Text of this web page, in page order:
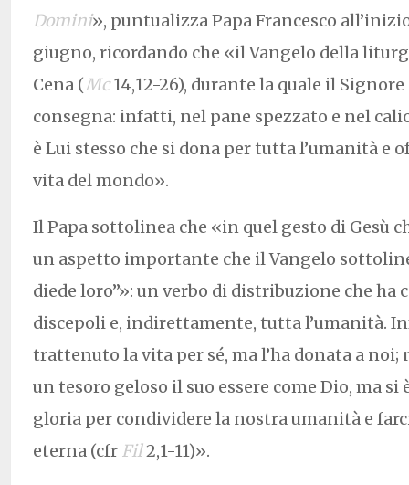
Domini», puntualizza Papa Francesco
giugno, ricordando che «il Vangelo della
Cena (Mc14,12-26), durante la quale il
consegna: infatti, nel pane spezzato e nel
è Lui stesso che si dona per tutta l’umanità e
vita del mondo».
Il Papa sottolinea che «in quel gesto di Gesù
un aspetto importante che il Vangelo
diede loro”»: un verbo di distribuzione che ha
discepoli e, indirettamente, tutta l’umanità.
trattenuto la vita per sé, ma l’ha donata a noi;
un tesoro geloso il suo essere come Dio, ma si
gloria per condividere la nostra umanità e
eterna (cfr Fil2,1-11)».